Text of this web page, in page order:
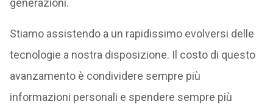
generazioni.
Stiamo assistendo a un rapidissimo evolversi delle
tecnologie a nostra disposizione. Il costo di questo
avanzamento è condividere sempre più
informazioni personali e spendere sempre più